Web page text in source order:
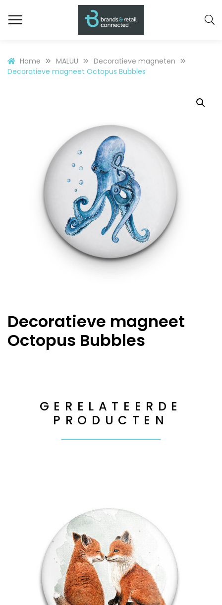
Home MALUU
Decoratieve magneten
Decoratieve magneet Octopus Bubbles
Decoratieve magneet
Octopus Bubbles
GERELATEERDE
PRODUCTEN